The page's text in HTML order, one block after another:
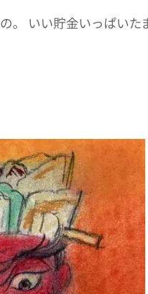
。 いい貯金いっぱいた